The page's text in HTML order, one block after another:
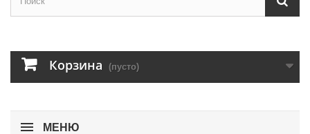
Корзина (пусто)
МЕНЮ